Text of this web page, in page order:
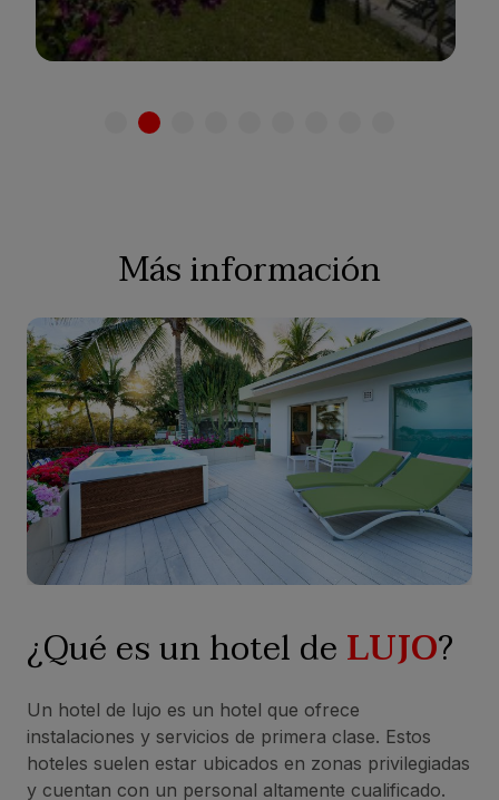
Más información
¿Qué es un hotel deLUJO?
Un hotel de lujo es un hotel que ofrece
instalaciones y servicios de primera clase. Estos
hoteles suelen estar ubicados en zonas privilegiadas
y cuentan con un personal altamente cualificado.